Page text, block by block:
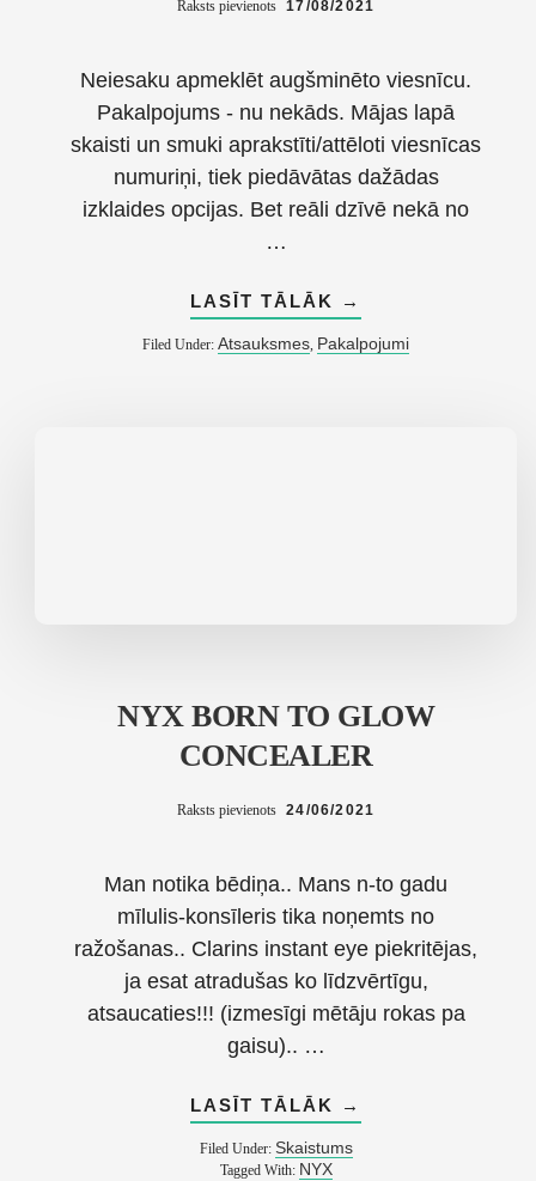
Raksts pievienots 17/08/2021
Neiesaku apmeklēt augšminēto viesnīcu.
Pakalpojums - nu nekāds. Mājas lapā
skaisti un smuki aprakstīti/attēloti viesnīcas
numuriņi, tiek piedāvātas dažādas
izklaides opcijas. Bet reāli dzīvē nekā no
…
LASĪT TĀLĀK
ABOUT
LIELBORNES
MUIŽAS
VIESNĪCA
→
Filed Under:Atsauksmes, Pakalpojumi
NYX BORN TO GLOW
CONCEALER
Raksts pievienots 24/06/2021
Man notika bēdiņa.. Mans n-to gadu
mīlulis-konsīleris tika noņemts no
ražošanas.. Clarins instant eye piekritējas,
ja esat atradušas ko līdzvērtīgu,
atsaucaties!!! (izmesīgi mētāju rokas pa
gaisu).. …
LASĪT TĀLĀK
ABOUT
NYX
TO
→
Filed Under: Skaistums
Tagged With: NYX